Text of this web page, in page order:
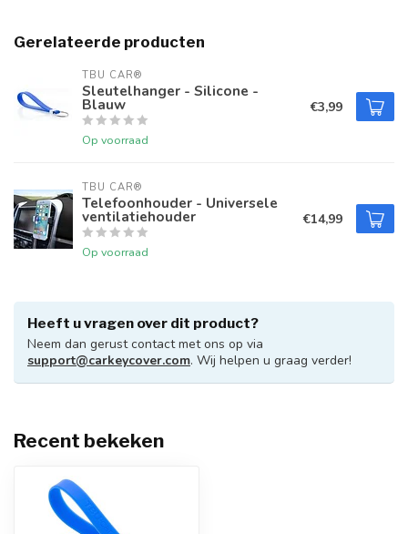
Gerelateerde producten
TBU CAR®
Sleutelhanger - Silicone -
Blauw
Op voorraad
€3,99
TBU CAR®
Telefoonhouder - Universele
ventilatiehouder
Op voorraad
€14,99
Heeft u vragen over dit product?
Neem dan gerust contact met ons op via
support@carkeycover.com. Wij helpen u graag verder!
Recent bekeken